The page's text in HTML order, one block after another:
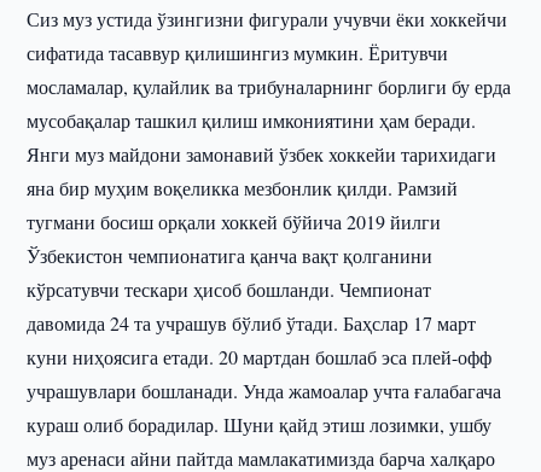
Сиз муз устида ўзингизни фигурали учувчи ёки хоккейчи
сифатида тасаввур қилишингиз мумкин. Ёритувчи
мосламалар, қулайлик ва трибуналарнинг борлиги бу ерда
мусобақалар ташкил қилиш имкониятини ҳам беради.
Янги муз майдони замонавий ўзбек хоккейи тарихидаги
яна бир муҳим воқеликка мезбонлик қилди. Рамзий
тугмани босиш орқали хоккей бўйича 2019 йилги
Ўзбекистон чемпионатига қанча вақт қолганини
кўрсатувчи тескари ҳисоб бошланди. Чемпионат
давомида 24 та учрашув бўлиб ўтади. Баҳслар 17 март
куни ниҳоясига етади. 20 мартдан бошлаб эса плей-офф
учрашувлари бошланади. Унда жамоалар учта ғалабагача
кураш олиб борадилар. Шуни қайд этиш лозимки, ушбу
муз аренаси айни пайтда мамлакатимизда барча халқаро